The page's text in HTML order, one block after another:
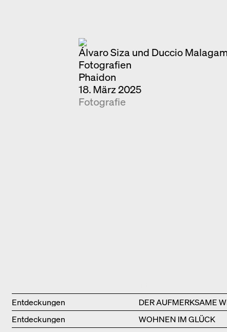
Álvaro Siza und Duccio
Fotografien
Phaidon
18. März 2025
Fotografie
Entdeckungen DER AUFMERKSAME
Entdeckungen
WOHNEN IM GLÜCK